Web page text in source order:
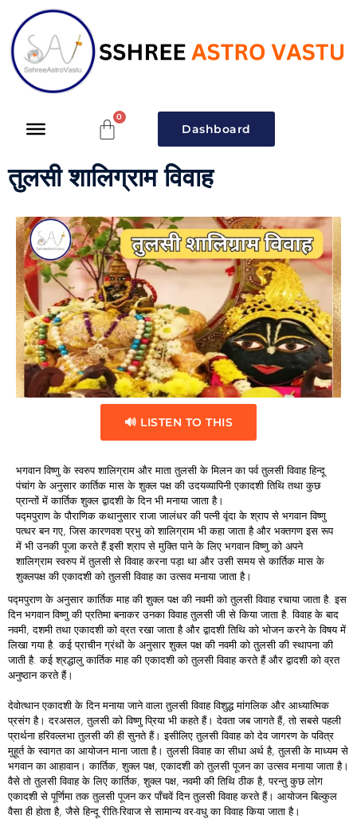
Dashboard
तुलसी शालिग्राम विवाह
🔊 LISTEN TO THIS
भगवान विष्णु के स्वरुप शालिग्राम और माता तुलसी के मिलन का पर्व तुलसी विवाह हिन्दू
पंचांग के अनुसार कार्तिक मास के शुक्ल पक्ष की उदयव्यापिनी एकादशी तिथि तथा कुछ
प्रान्तों में कार्तिक शुक्ल द्वादशी के दिन भी मनाया जाता है।
पद्मपुराण के पौराणिक कथानुसार राजा जालंधर की पत्नी वृंदा के श्राप से भगवान विष्णु
पत्थर बन गए, जिस कारणवश प्रभु को शालिग्राम भी कहा जाता है और भक्तगण इस रूप
में भी उनकी पूजा करते हैं.इसी श्राप से मुक्ति पाने के लिए भगवान विष्णु को अपने
शालिग्राम स्वरुप में तुलसी से विवाह करना पड़ा था और उसी समय से कार्तिक मास के
शुक्लपक्ष की एकादशी को तुलसी विवाह का उत्सव मनाया जाता है।
पद्मपुराण के अनुसार कार्तिक माह की शुक्ल पक्ष की नवमी को तुलसी विवाह रचाया जाता है. इस
दिन भगवान विष्णु की प्रतिमा बनाकर उनका विवाह तुलसी जी से किया जाता है. विवाह के बाद
नवमी, दशमी तथा एकादशी को व्रत रखा जाता है और द्वादशी तिथि को भोजन करने के विषय में
लिखा गया है. कई प्राचीन ग्रंथों के अनुसार शुक्ल पक्ष की नवमी को तुलसी की स्थापना की
जाती है. कई श्रद्धालु कार्तिक माह की एकादशी को तुलसी विवाह करते हैं और द्वादशी को व्रत
अनुष्ठान करते हैं।
देवोत्थान एकादशी के दिन मनाया जाने वाला तुलसी विवाह विशुद्ध मांगलिक और आध्यात्मिक
प्रसंग है। दरअसल, तुलसी को विष्णु प्रिया भी कहते हैं। देवता जब जागते हैं, तो सबसे पहली
प्रार्थना हरिवल्लभा तुलसी की ही सुनते हैं। इसीलिए तुलसी विवाह को देव जागरण के पवित्र
मुहूर्त के स्वागत का आयोजन माना जाता है। तुलसी विवाह का सीधा अर्थ है, तुलसी के माध्यम से
भगवान का आहावान। कार्तिक, शुक्ल पक्ष, एकादशी को तुलसी पूजन का उत्सव मनाया जाता है।
वैसे तो तुलसी विवाह के लिए कार्तिक, शुक्ल पक्ष, नवमी की तिथि ठीक है, परन्तु कुछ लोग
एकादशी से पूर्णिमा तक तुलसी पूजन कर पाँचवें दिन तुलसी विवाह करते हैं। आयोजन बिल्कुल
वैसा ही होता है, जैसे हिन्दू रीति-रिवाज से सामान्य वर-वधु का विवाह किया जाता है।